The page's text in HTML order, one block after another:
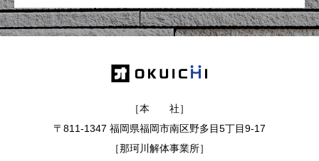
［本 社］
〒811-1347 福岡県福岡市南区野多目5丁目9-17
［那珂川解体事業所］